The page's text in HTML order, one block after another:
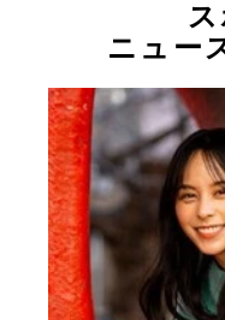
ニュー